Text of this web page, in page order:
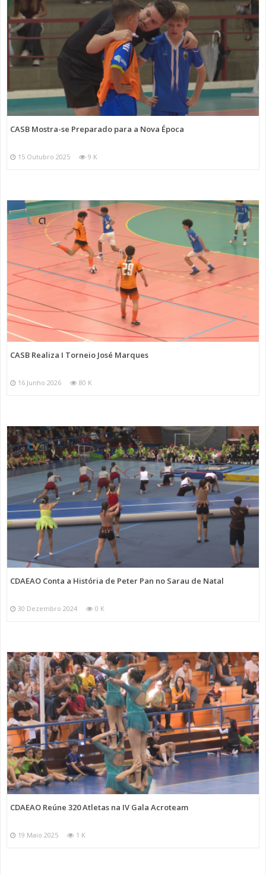
CASB Mostra-se Preparado para a Nova Época
15 Outubro 2025 9 K
CASB Realiza I Torneio José Marques
16 Junho 2026 80 K
CDAEAO Conta a História de Peter Pan no Sarau de Natal
30 Dezembro 2024 0 K
CDAEAO Reúne 320 Atletas na IV Gala Acroteam
19 Maio 2025 1 K